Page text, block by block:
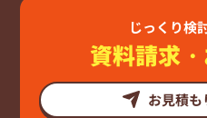
じっくり検
資料請求
お見積